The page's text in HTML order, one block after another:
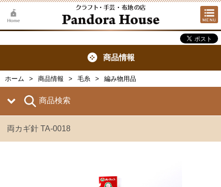
商品情報
ホーム 商品情報 毛糸 編み物用品
商品検索
両カギ針 TA-0018